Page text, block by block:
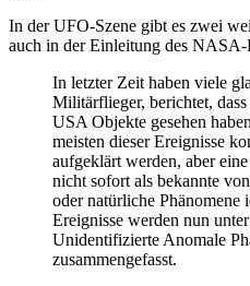
In der UFO-Szene gibt es zwei
auch in der Einleitung des
In letzter Zeit haben viele
Militärflieger, berichtet,
USA Objekte gesehen
meisten dieser Ereignisse
aufgeklärt werden, aber
nicht sofort als bekannte
oder natürliche
Ereignisse werden nun
Unidentifizierte Anomale
zusammengefasst.